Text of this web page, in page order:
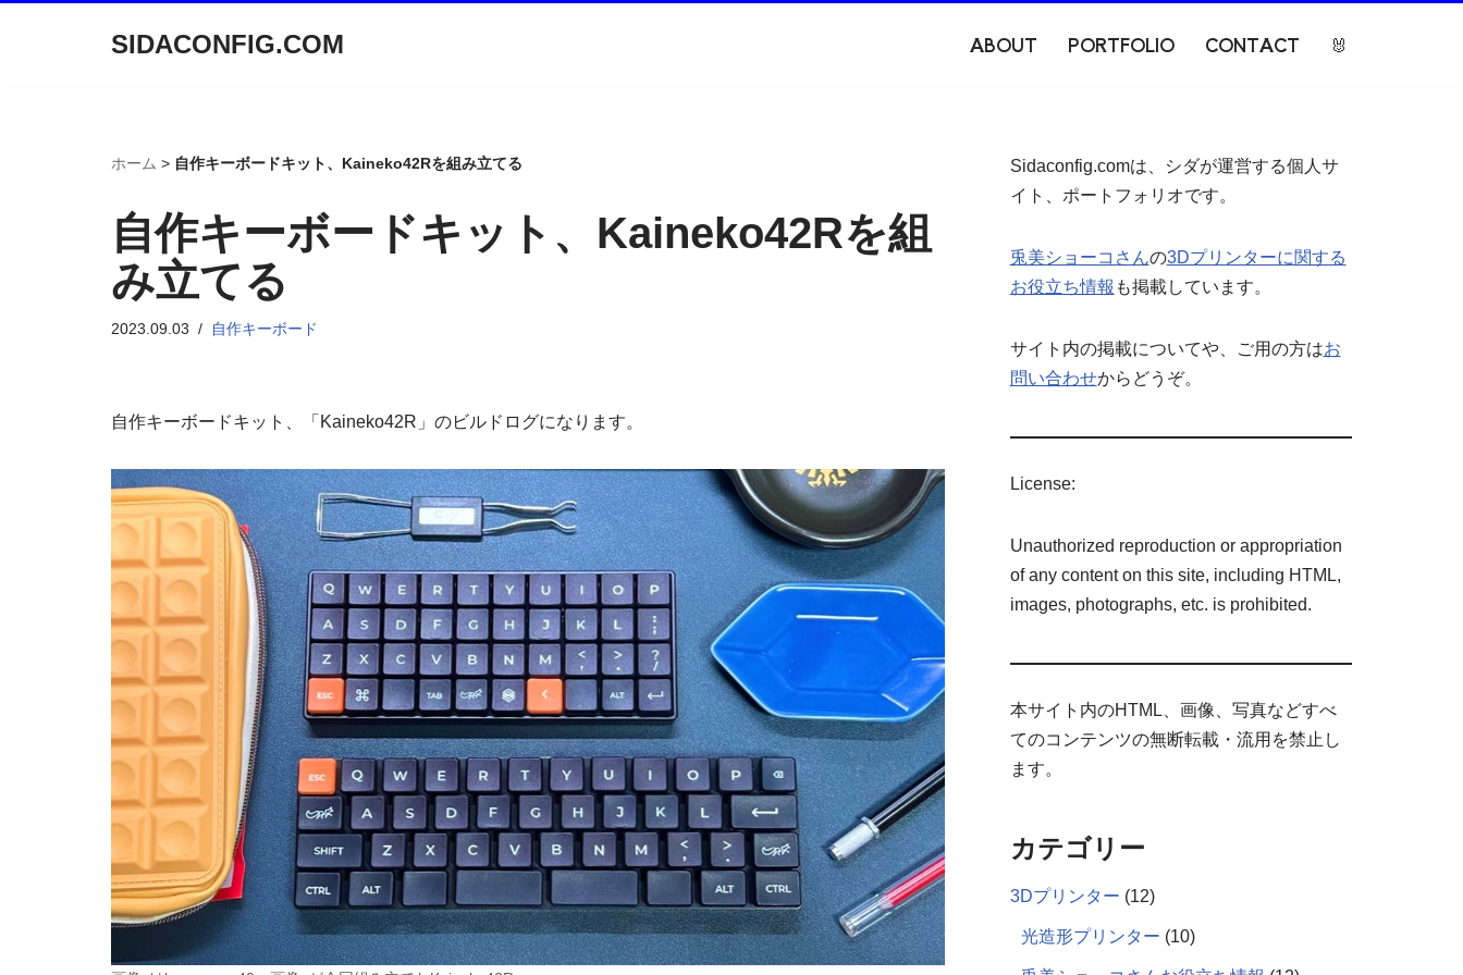
SIDACONFIG.COM ABOUT PORTFOLIO CONTACT 🐰
ホーム > 自作キーボードキット、Kaineko42Rを組み立てる
自作キーボードキット、Kaineko42Rを組
み立てる
2023.09.03 自作キーボード
自作キーボードキット、「Kaineko42R」のビルドログになります。
Sidaconfig.comは、シダが運営する個人サ
イト、ポートフォリオです。
兎美ショーコさんの3Dプリンターに関する
お役立ち情報 も掲載しています。
サイト内の掲載についてや、ご用の方はお
問い合わせからどうぞ。
License:
Unauthorized reproduction or appropriation
of any content on this site, including HTML,
images, photographs, etc. is prohibited.
本サイト内のHTML、画像、写真などすべ
てのコンテンツの無断転載・流用を禁止し
ます。
カテゴリー
3Dプリンター (12)
光造形プリンター (10)